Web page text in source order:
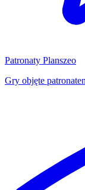
Patronaty Planszeo
Gry objęte